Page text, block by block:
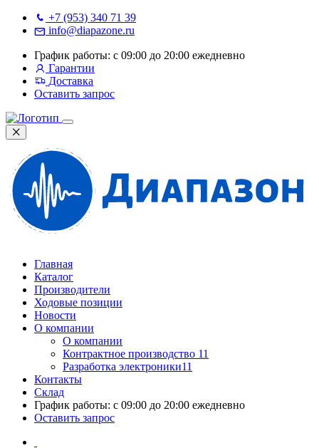
+7 (953) 340 71 39
info@diapazone.ru
График работы: с 09:00 до 20:00 ежедневно
Гарантии
Доставка
Оставить запрос
Главная
Каталог
Производители
Ходовые позиции
Новости
О компании
О компании
Контрактное производство 11
Разработка электроники11
Контакты
Склад
График работы: с 09:00 до 20:00 ежедневно
Оставить запрос